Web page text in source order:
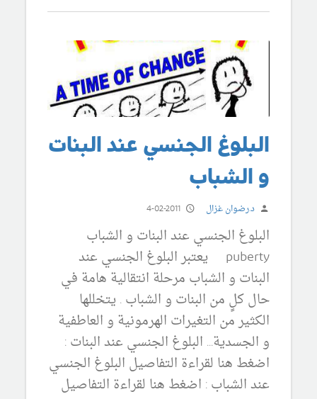
البلوغ الجنسي عند البنات
و الشباب
د.رضوان غزال 4-02-2011
البلوغ الجنسي عند البنات و الشباب
puberty يعتبر البلوغ الجنسي عند
البنات و الشباب مرحلة انتقالية هامة في
حال كلٍ من البنات و الشباب . يتخللها
الكثير من التغيرات الهرمونية و العاطفية
و الجسدية... البلوغ الجنسي عند البنات :
اضغط هنا لقراءة التفاصيل البلوغ الجنسي
عند الشباب : اضغط هنا لقراءة التفاصيل